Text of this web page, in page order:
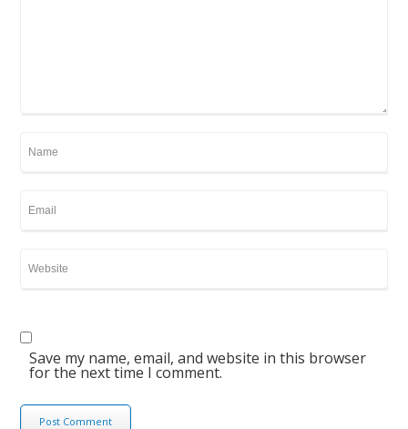
Save my name, email, and website in this browser
for the next time I comment.